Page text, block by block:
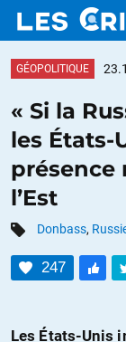
DOSSIERS
CATÉGORIES
CONTACTER
FAIRE UN
GÉOPOLITIQUE
« Si la
les États-
présence
l’Est
Donbass,
247
Les États-Unis